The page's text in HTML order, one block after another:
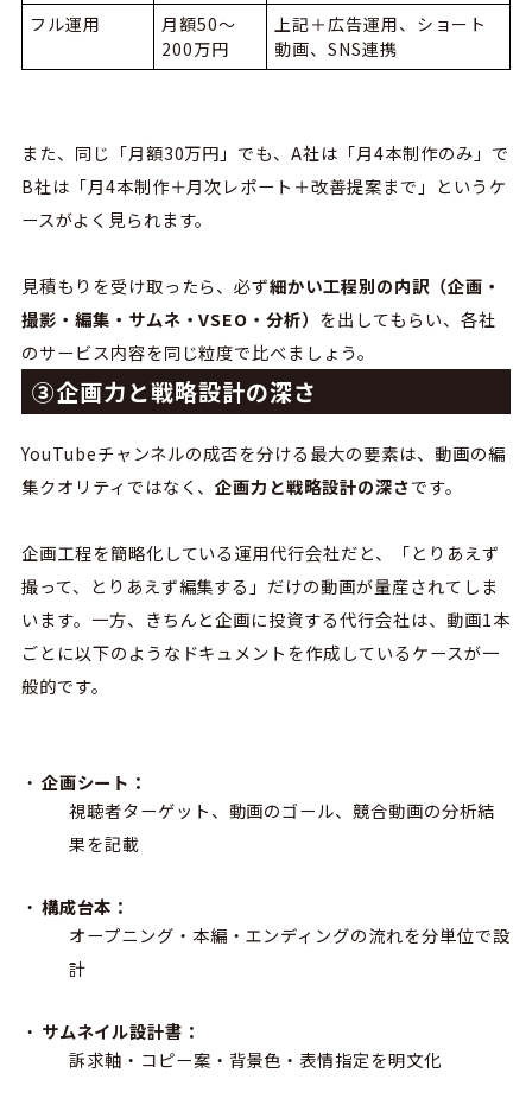
フル運用
月額50〜
200万円
上記＋広告運用、ショート
動画、SNS連携
また、 同じ「月額30万円」でも、A社は「月4本制作のみ」で
B社は「月4本制作＋月次レポート＋改善提案まで」というケ
ースがよく見られます。
見積もりを受け取ったら、必ず細かい工程別の内訳（企画・
撮影・編集・サムネ・VSEO ・分析） を出してもらい、各社
のサービス内容を同じ粒度で比べましょう。
③企画力と戦略設計の深さ
YouTubeチャンネルの成否を分ける最大の要素は、動画の編
集クオリティではなく、企画力と戦略設計の深さです。
企画工程を簡略化している運用代行会社だと、「とりあえず
撮って、とりあえず編集する」だけの動画が量産されてしま
います。一方、きちんと企画に投資する代行会社は、動画1本
ごとに以下のようなドキュメントを作成しているケースが一
般的です。
企画シート：
視聴者ターゲット、動画のゴール、競合動画の分析結
果を記載
構成台本：
オープニング・本編・エンディングの流れを分単位で設
計
サムネイル設計書：
訴求軸・コピー案・背景色・表情指定を明文化